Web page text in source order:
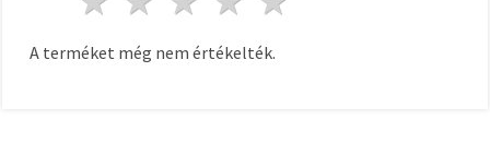
A terméket még nem értékelték.